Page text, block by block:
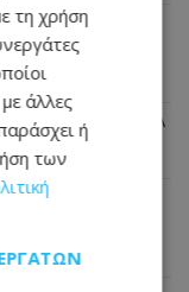
για τον
στις θέσεις ΑμεΑ
στην Αγία
ιδιοκτήτες
τη χρήση
άλλες
ή
των